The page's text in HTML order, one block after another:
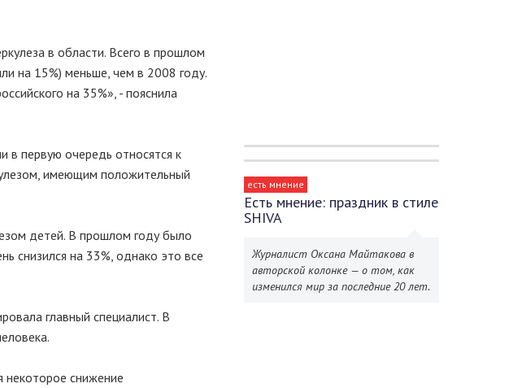
в области. Всего в прошлом
на 15%) меньше, чем в 2008 году.
на 35%», - пояснила
первую очередь относятся к
имеющим положительный
детей. В прошлом году было
снизился на 33%, однако это все
главный специалист. В
некоторое снижение
есть мнение
Есть мнение: праздник в стиле
SHIVA
Журналист Оксана Майтакова в
авторской колонке — о том, как
изменился мир за последние 20 лет.